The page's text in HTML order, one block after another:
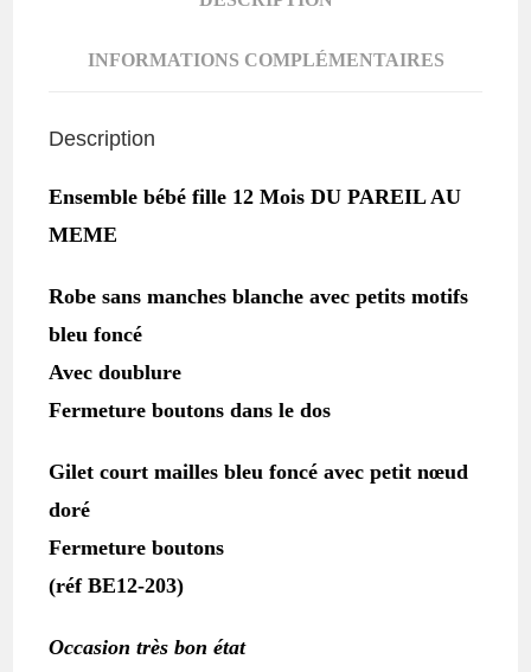
INFORMATIONS COMPLÉMENTAIRES
Description
Ensemble bébé fille 12 Mois DU PAREIL AU
MEME
Robe sans manches blanche avec petits motifs
bleu foncé
Avec doublure
Fermeture boutons dans le dos
Gilet court mailles bleu foncé avec petit nœud
doré
Fermeture boutons
(réf BE12-203)
Occasion très bon état